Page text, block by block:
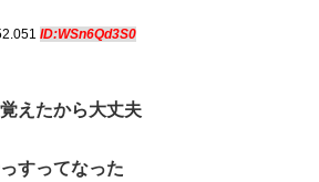
ID:WSn6Qd3S0
えたから大丈夫
すってなった